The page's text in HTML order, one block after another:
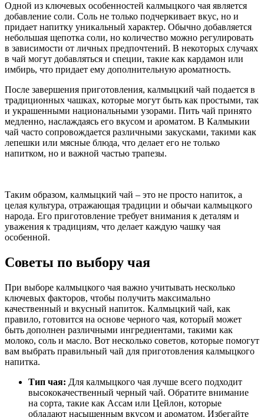
Одной из ключевых особенностей калмыцкого чая является
добавление соли. Соль не только подчеркивает вкус, но и
придает напитку уникальный характер. Обычно добавляется
небольшая щепотка соли, но количество можно регулировать
в зависимости от личных предпочтений. В некоторых случаях
в чай могут добавляться и специи, такие как кардамон или
имбирь, что придает ему дополнительную ароматность.
После завершения приготовления, калмыцкий чай подается в
традиционных чашках, которые могут быть как простыми, так
и украшенными национальными узорами. Пить чай принято
медленно, наслаждаясь его вкусом и ароматом. В Калмыкии
чай часто сопровождается различными закусками, такими как
лепешки или мясные блюда, что делает его не только
напитком, но и важной частью трапезы.
Таким образом, калмыцкий чай – это не просто напиток, а
целая культура, отражающая традиции и обычаи калмыцкого
народа. Его приготовление требует внимания к деталям и
уважения к традициям, что делает каждую чашку чая
особенной.
Советы по выбору чая
При выборе калмыцкого чая важно учитывать несколько
ключевых факторов, чтобы получить максимально
качественный и вкусный напиток. Калмыцкий чай, как
правило, готовится на основе черного чая, который может
быть дополнен различными ингредиентами, такими как
молоко, соль и масло. Вот несколько советов, которые помогут
вам выбрать правильный чай для приготовления калмыцкого
напитка.
Тип чая: Для калмыцкого чая лучше всего подходит
высококачественный черный чай. Обратите внимание
на сорта, такие как Ассам или Цейлон, которые
обладают насыщенным вкусом и ароматом. Избегайте